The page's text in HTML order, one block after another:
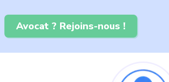
Avocat ? Rejoins-nous !